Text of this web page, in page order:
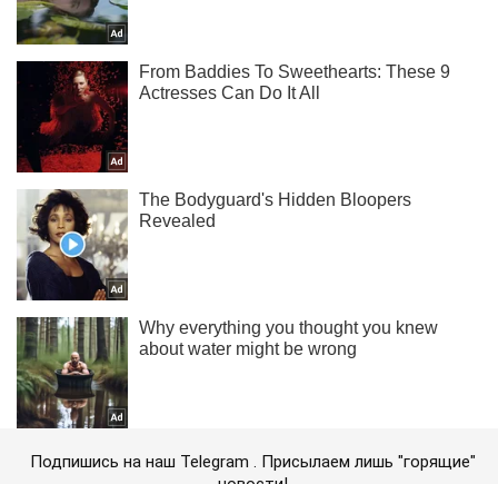
Подпишись на наш Telegram . Присылаем лишь "горящие"